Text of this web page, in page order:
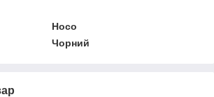
Hoco
Чорний